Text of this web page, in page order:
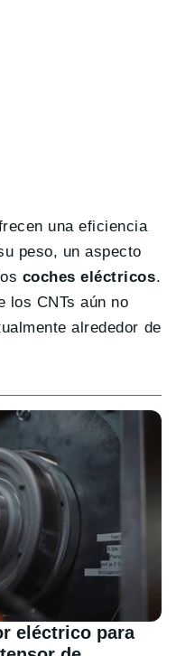
una eficiencia
peso, un aspecto
coches eléctricos.
los CNTs aún no
alrededor de
eléctrico para